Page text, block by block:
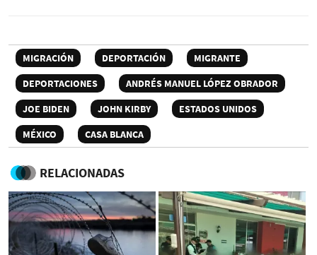
MIGRACIÓN DEPORTACIÓN
MIGRANTE
DEPORTACIONES
ANDRÉS MANUEL LÓPEZ OBRADOR
JOE BIDEN
JOHN KIRBY
ESTADOS UNIDOS
MÉXICO
CASA BLANCA
RELACIONADAS